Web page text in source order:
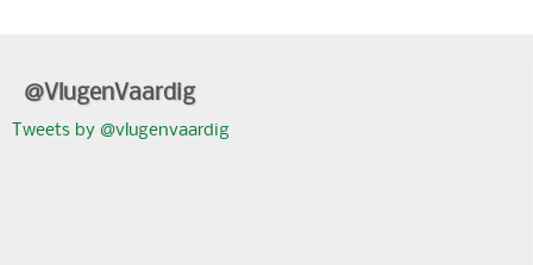
@VlugenVaardig
Tweets by @vlugenvaardig